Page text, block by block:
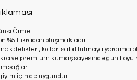
Örme
%5 Likradan oluşmaktadır.
delikleri, kolları sabit tutmaya yardımcı
ve premium kumaş sayesinde gün boyu
sağlar.
için de uygundur.